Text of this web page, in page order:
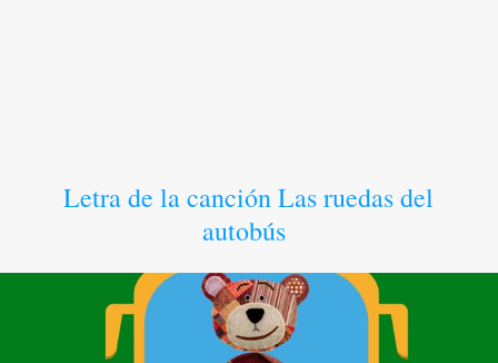
Letra de la canción Las ruedas del
autobús